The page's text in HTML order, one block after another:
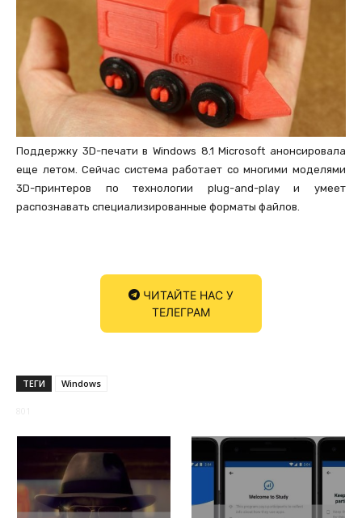
Поддержку 3D-печати в Windows 8.1 Microsoft анонсировала
еще летом. Сейчас система работает со многими моделями
3D-принтеров по технологии plug-and-play и умеет
распознавать специализированные форматы файлов.
ЧИТАЙТЕ НАС У
ТЕЛЕГРАМ
ТЕГИ Windows